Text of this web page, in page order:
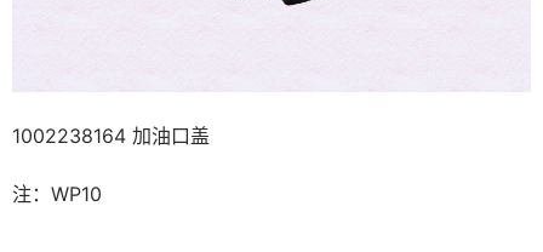
1002238164 加油口盖
注：WP10